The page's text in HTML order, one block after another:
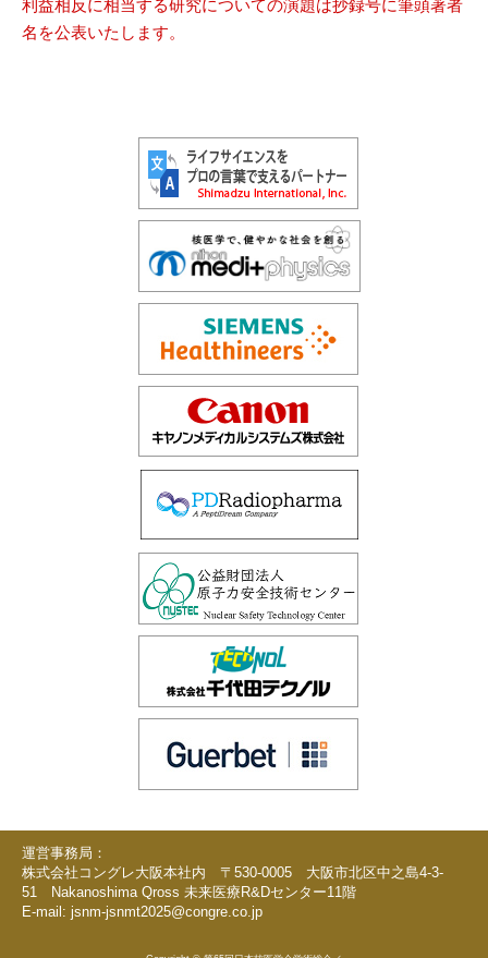
利益相反に相当する研究についての演題は抄録号に筆頭著者
名を公表いたします。
運営事務局：
株式会社コングレ大阪本社内 〒530-0005 大阪市北区中之島4-3-
51 Nakanoshima Qross 未来医療R&Dセンター11階
E-mail: jsnm-jsnmt2025@congre.co.jp